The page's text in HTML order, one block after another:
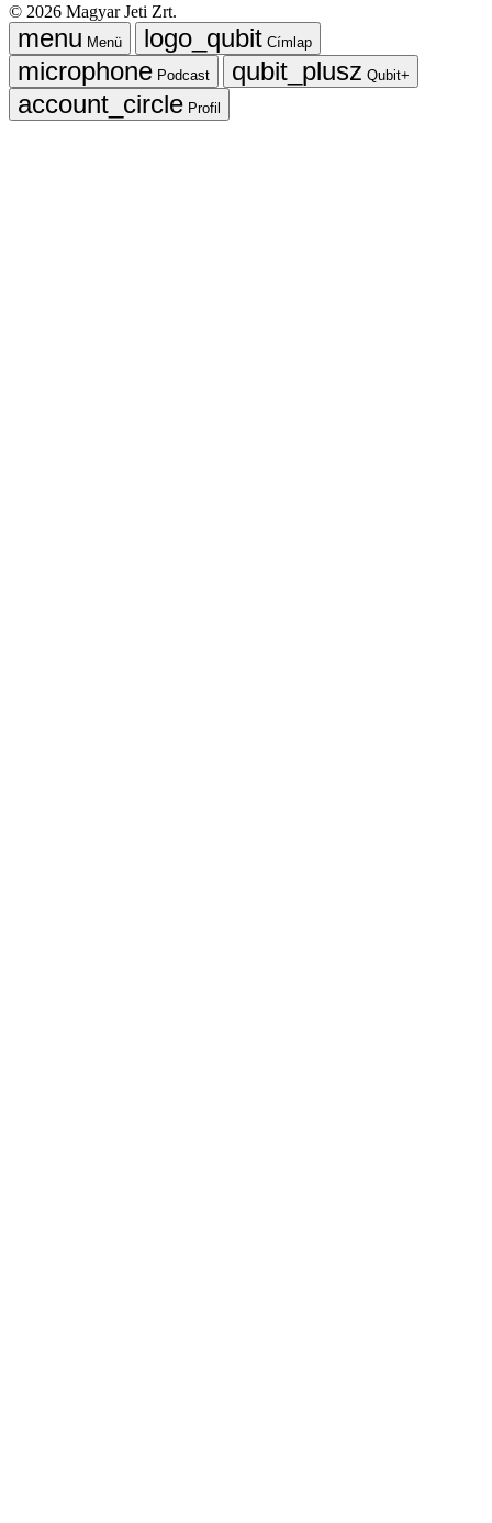
© 2026 Magyar Jeti Zrt.
Menü
Címlap
Podcast
Qubit+
Profil